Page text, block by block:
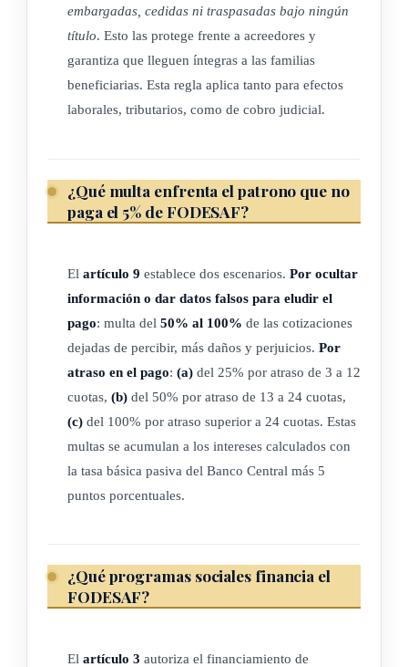
ley N° 9100 del 30 de octubre del 2012)
d) Se destinará, como mínimo, un cero coma veinticinco por
ciento (0,25%) a la atención de personas con
discapacidad internadas en establecimientos destinados a
costos de la planilla del personal especializado encargado
de atender a personas con discapacidad internadas en
centros privados deberán comprobar su idoneidad ante el
Ministerio de Salud, estar acreditados de conformidad
Ley General de Salud, y sus reformas, lo
estipulado en el reglamento de esta ley, y deberán tener el
carácter de bienestar social vigente otorgado por el
IMAS.
(Así reformado el inciso anterior por el artículo 3° de la Ley
de Fortalecimiento del Consejo Nacional de la Persona
Adulta Mayor (CONAPAM), N° 9188 del 28 de noviembre
de 2013)
dieciocho por ciento (5,18%) al Ministerio deEducación
Pública (MEP), para que desarrolle y ejecute el programa
embargadas, cedidas ni traspasadas bajo ningún
título. Esto las protege frente a acreedores y
garantiza que lleguen íntegras a las familias
beneficiarias. Esta regla aplica tanto para efectos
laborales, tributarios, como de cobro judicial.
¿Qué multa enfrenta el patrono que no
paga el 5% de FODESAF?
El artículo 9 establece dos escenarios. Por ocultar
información o dar datos falsos para eludir el
pago: multa del 50% al 100% de las cotizaciones
dejadas de percibir, más daños y perjuicios. Por
atraso en el pago: (a) del 25% por atraso de 3 a 12
cuotas, (b) del 50% por atraso de 13 a 24 cuotas,
(c) del 100% por atraso superior a 24 cuotas. Estas
multas se acumulan a los intereses calculados con
la tasa básica pasiva del Banco Central más 5
puntos porcentuales.
¿Qué programas sociales financia el
FODESAF?
El artículo 3 autoriza el financiamiento de